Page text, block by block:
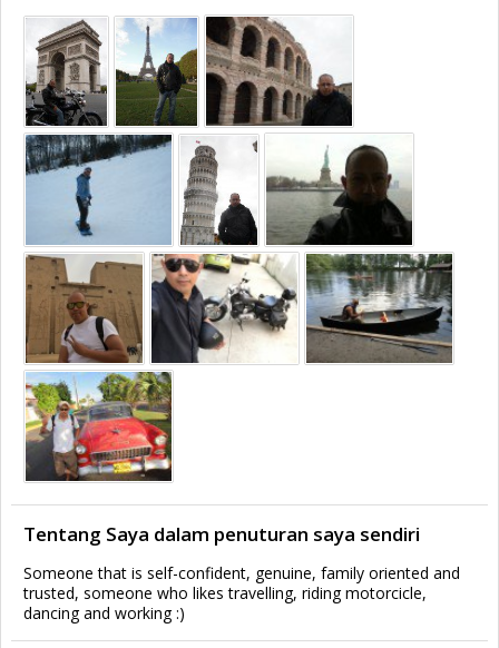
Tentang Saya dalam penuturan saya sendiri
Someone that is self-confident, genuine, family oriented and
trusted, someone who likes travelling, riding motorcicle,
dancing and working :)